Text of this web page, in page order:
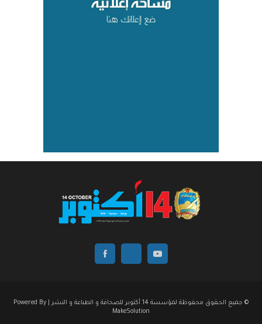
© جميع الحقوق محفوظة لمؤسسة 14 أكتوبر للصحافة و الطباعة و النشر | Powered By
MakeSolution